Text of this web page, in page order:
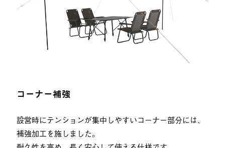
コーナー補強
設営時にテンションが集中しやすいコーナー部分には、
補強加工を施しました。